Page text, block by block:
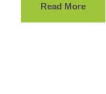
Read More